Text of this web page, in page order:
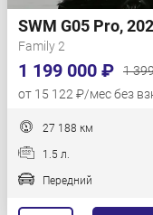
SWM G05 Pro,
Family 2
1 199 000 ₽
1
от 15 122 ₽/мес без
27 188 км
1.5 л.
Передний